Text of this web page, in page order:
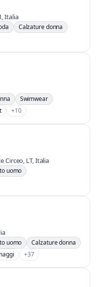
Italia
Calzature donna
Swimwear
+10
Circeo, LT, Italia
uomo
uomo
Calzature donna
+37